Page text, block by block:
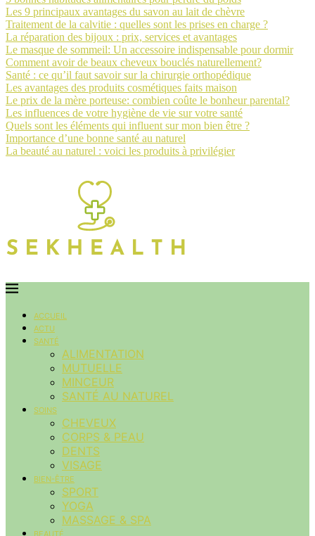
Les 9 principaux avantages du savon au lait de chèvre
Traitement de la calvitie : quelles sont les prises en charge ?
La réparation des bijoux : prix, services et avantages
Le masque de sommeil: Un accessoire indispensable pour dormir
Comment avoir de beaux cheveux bouclés naturellement?
Santé : ce qu’il faut savoir sur la chirurgie orthopédique
Les avantages des produits cosmétiques faits maison
Le prix de la mère porteuse: combien coûte le bonheur parental?
Les influences de votre hygiène de vie sur votre santé
Quels sont les éléments qui influent sur mon bien être ?
Importance d’une bonne santé au naturel
La beauté au naturel : voici les produits à privilégier
ACCUEIL
ACTU
SANTÉ
ALIMENTATION
MUTUELLE
MINCEUR
SANTÉ AU NATUREL
SOINS
CHEVEUX
CORPS & PEAU
DENTS
VISAGE
BIEN-ÊTRE
SPORT
YOGA
MASSAGE & SPA
BEAUTÉ